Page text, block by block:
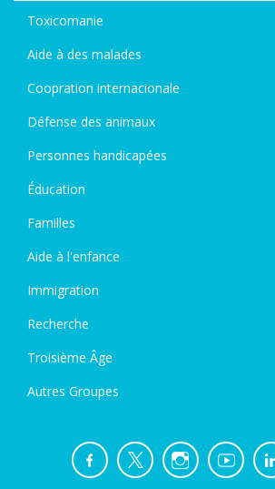
Toxicomanie
Aide à des malades
Coopration internacionale
Défense des animaux
Personnes handicapées
Éducation
Familles
Aide à l'enfance
Immigration
Recherche
Troisième Âge
Autres Groupes